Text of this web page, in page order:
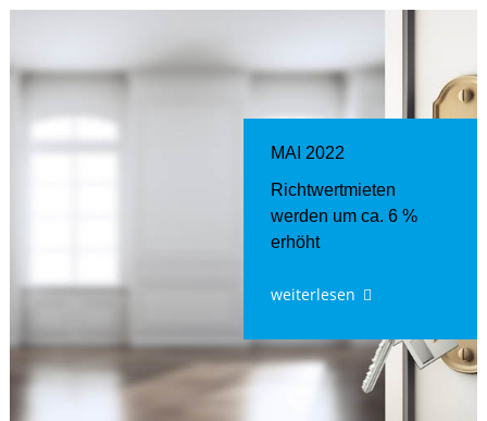
MAI 2022
Richtwertmieten
werden um ca. 6 %
erhöht
weiterlesen